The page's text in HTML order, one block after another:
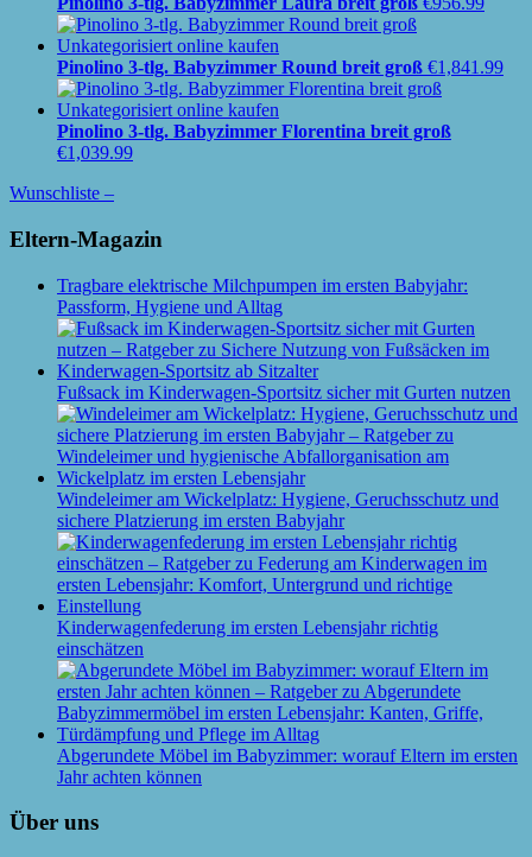
Pinolino 3-tlg. Babyzimmer Round breit groß €1,841.99
Pinolino 3-tlg. Babyzimmer Florentina breit groß
€1,039.99
Wunschliste –
Eltern-Magazin
Tragbare elektrische Milchpumpen im ersten Babyjahr:
Passform, Hygiene und Alltag
Fußsack im Kinderwagen-Sportsitz sicher mit Gurten nutzen
Windeleimer am Wickelplatz: Hygiene, Geruchsschutz und
sichere Platzierung im ersten Babyjahr
Kinderwagenfederung im ersten Lebensjahr richtig
einschätzen
Abgerundete Möbel im Babyzimmer: worauf Eltern im ersten
Jahr achten können
Über uns